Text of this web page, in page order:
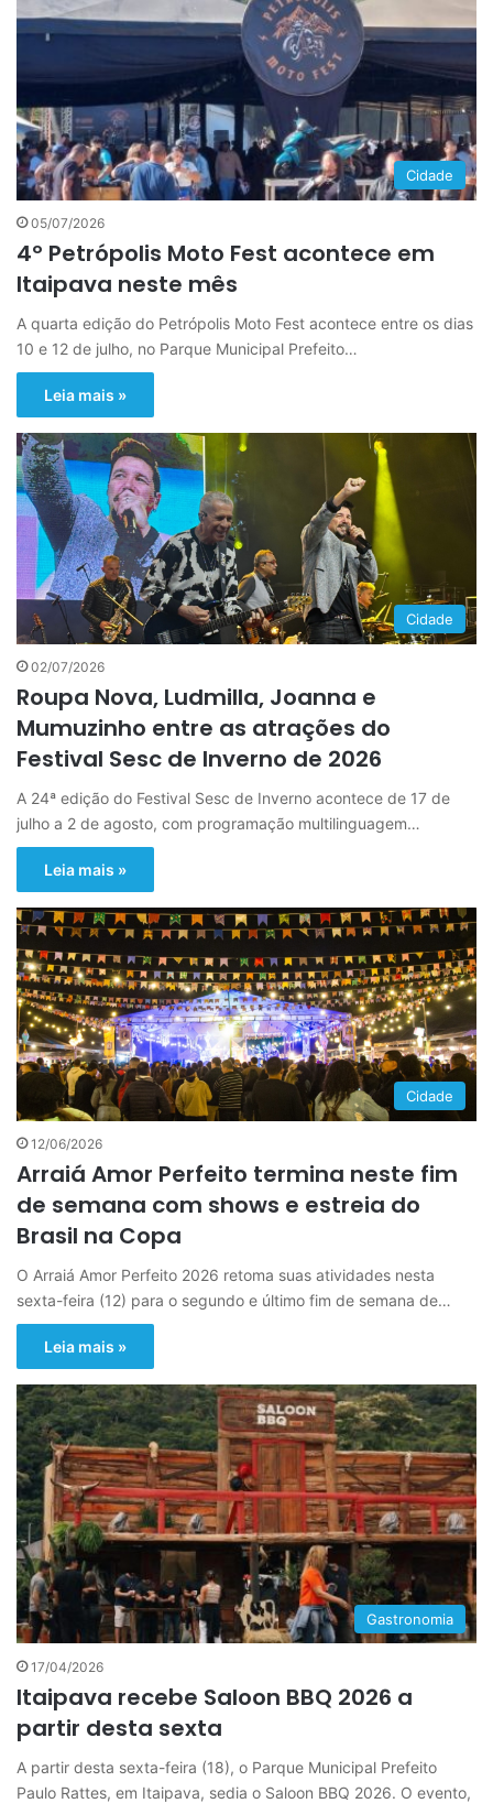
Cidade
05/07/2026
4º Petrópolis Moto Fest acontece em
Itaipava neste mês
A quarta edição do Petrópolis Moto Fest acontece entre os dias
10 e 12 de julho, no Parque Municipal Prefeito…
Leia mais »
Cidade
02/07/2026
Roupa Nova, Ludmilla, Joanna e
Mumuzinho entre as atrações do
Festival Sesc de Inverno de 2026
A 24ª edição do Festival Sesc de Inverno acontece de 17 de
julho a 2 de agosto, com programação multilinguagem…
Leia mais »
Cidade
12/06/2026
Arraiá Amor Perfeito termina neste fim
de semana com shows e estreia do
Brasil na Copa
O Arraiá Amor Perfeito 2026 retoma suas atividades nesta
sexta-feira (12) para o segundo e último fim de semana de…
Leia mais »
Gastronomia
17/04/2026
Itaipava recebe Saloon BBQ 2026 a
partir desta sexta
A partir desta sexta-feira (18), o Parque Municipal Prefeito
Paulo Rattes, em Itaipava, sedia o Saloon BBQ 2026. O evento,